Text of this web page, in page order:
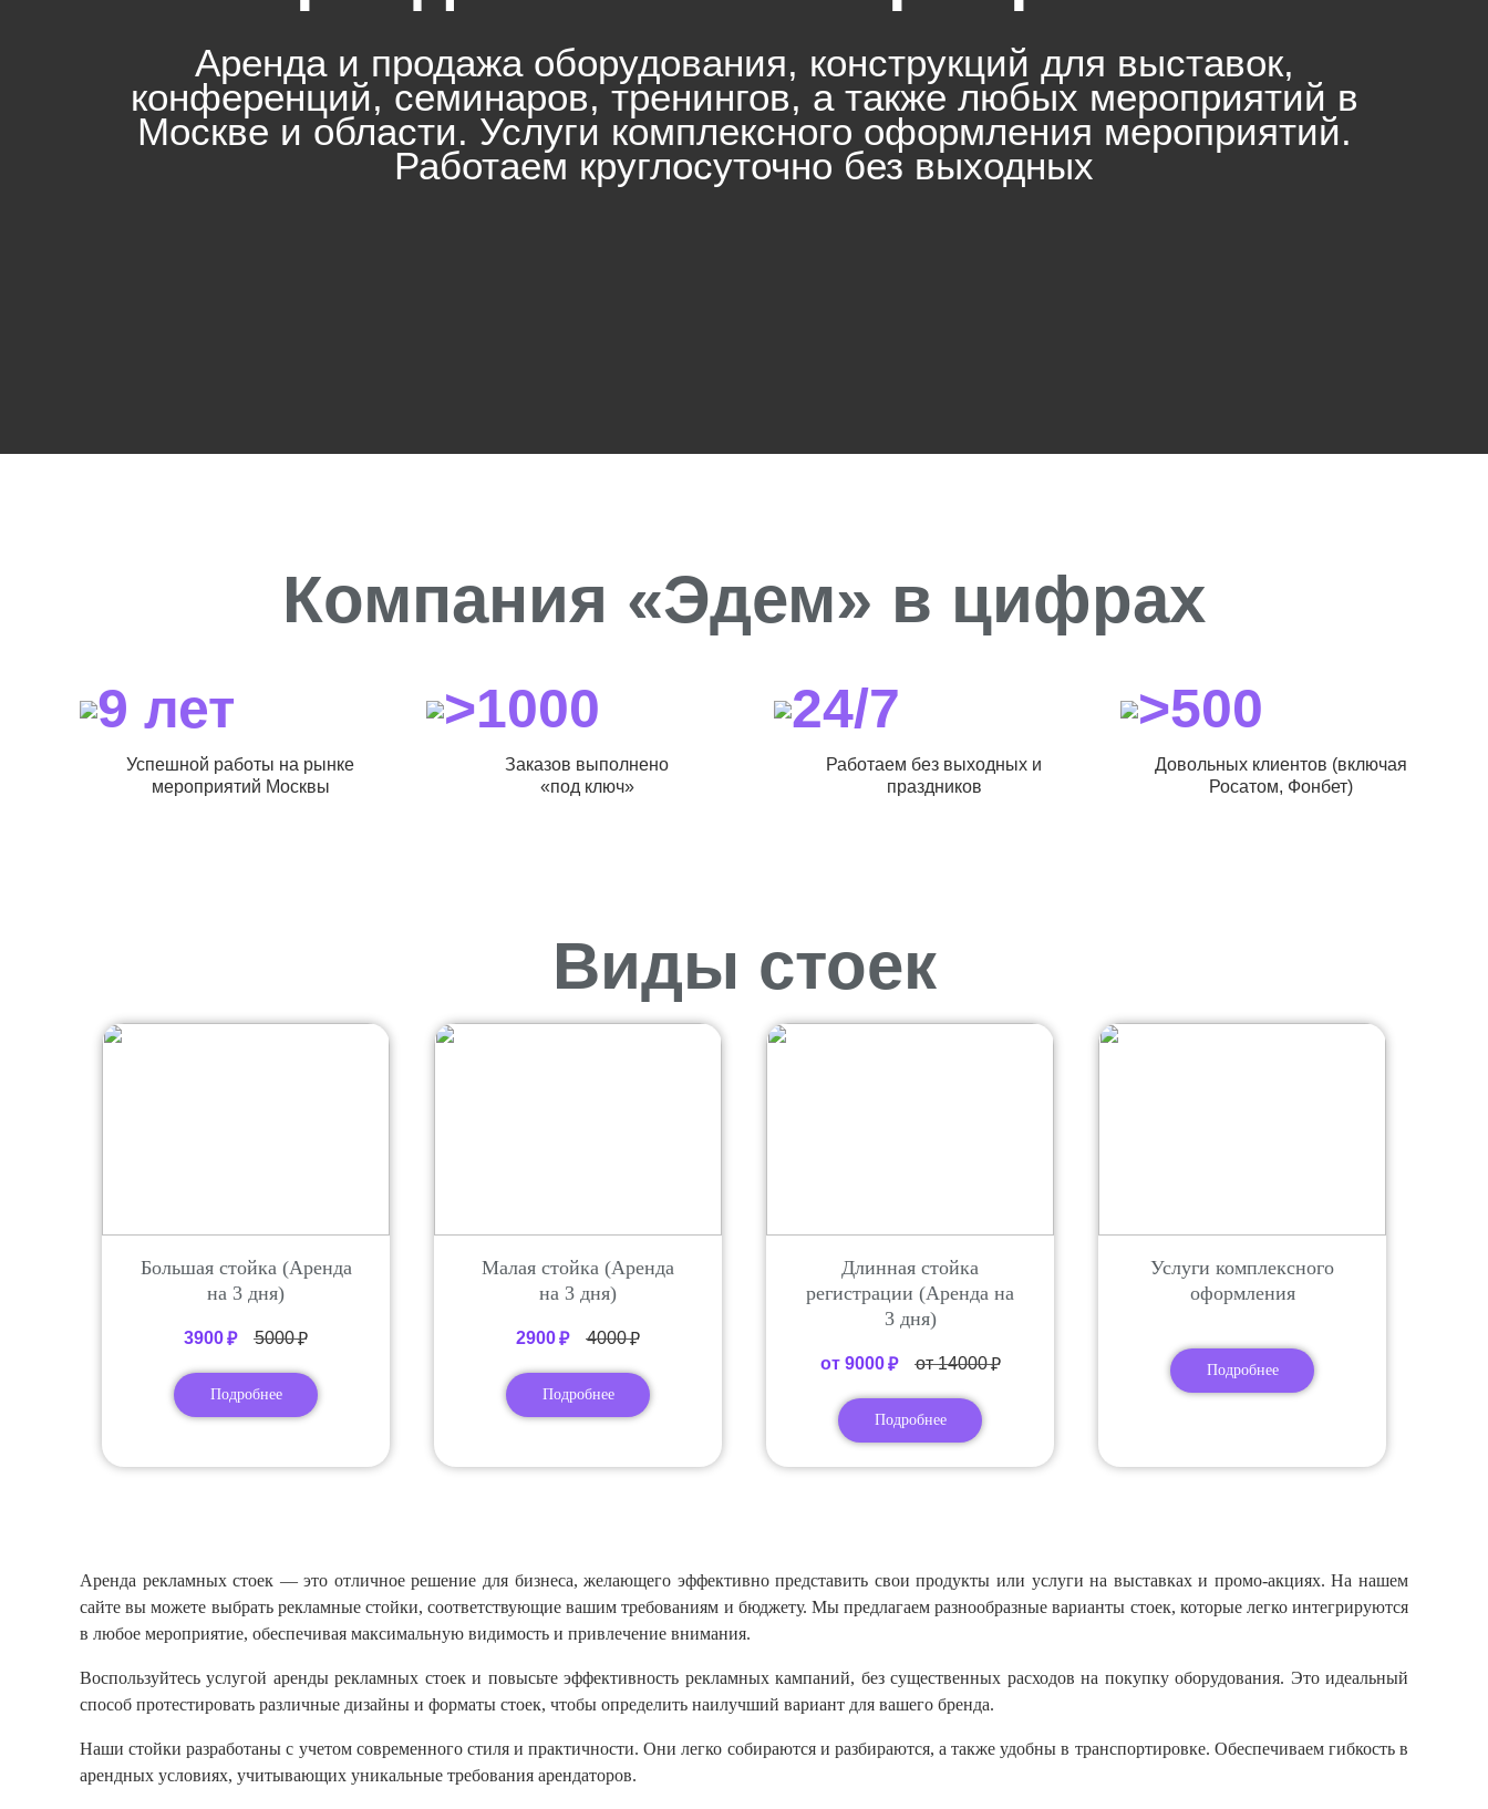
Аренда и продажа оборудования, конструкций для выставок,
конференций, семинаров, тренингов, а также любых мероприятий в
Москве и области. Услуги комплексного оформления мероприятий.
Работаем круглосуточно без выходных
Компания «Эдем» в цифрах
9 лет
Успешной работы на рынке
мероприятий Москвы
>1000
Заказов выполнено
«под ключ»
24/7
Работаем без выходных и
праздников
>500
Довольных клиентов (включая
Росатом, Фонбет)
Виды стоек
Большая стойка (Аренда
на 3 дня)
3900₽ 5000₽
Подробнее
Малая стойка (Аренда
на 3 дня)
2900₽ 4000₽
Подробнее
Длинная стойка
регистрации (Аренда на
3 дня)
от 9000 ₽ от 14000₽
Подробнее
Услуги комплексного
оформления
Подробнее
Аренда рекламных стоек — это отличное решение для бизнеса, желающего эффективно представить свои продукты или услуги на выставках и промо-акциях. На нашем
сайте вы можете выбрать рекламные стойки, соответствующие вашим требованиям и бюджету. Мы предлагаем разнообразные варианты стоек, которые легко интегрируются
в любое мероприятие, обеспечивая максимальную видимость и привлечение внимания.
Воспользуйтесь услугой аренды рекламных стоек и повысьте эффективность рекламных кампаний, без существенных расходов на покупку оборудования. Это идеальный
способ протестировать различные дизайны и форматы стоек, чтобы определить наилучший вариант для вашего бренда.
Наши стойки разработаны с учетом современного стиля и практичности. Они легко собираются и разбираются, а также удобны в транспортировке. Обеспечиваем гибкость в
арендных условиях, учитывающих уникальные требования арендаторов.